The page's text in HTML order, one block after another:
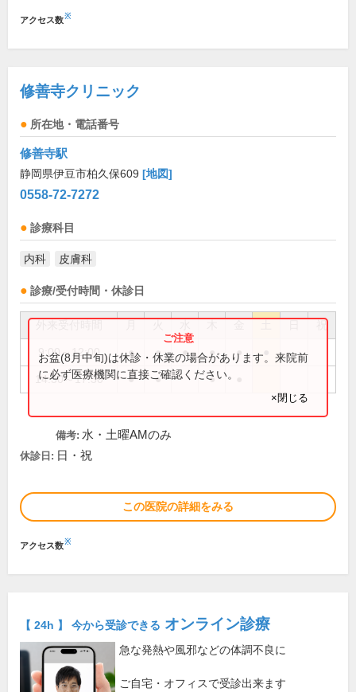
アクセス数※
修善寺クリニック
所在地・電話番号
修善寺駅
静岡県伊豆市柏久保609 [地図]
0558-72-7272
診療科目
内科 皮膚科
診療/受付時間・休診日
祝
9:00～12:00 ● ● ● ● ●
14:30～17:30 ● ● ●
お盆(8月中旬)は休診・休業の場合があります。来院前
に必ず医療機関に直接ご確認ください。
×閉じる
備考: 水・土曜AMのみ
休診日: 日・祝
この医院の詳細をみる
アクセス数※
【 24h 】 今から受診できる オンライン診療
急な発熱や風邪などの体調不良に
ご自宅・オフィスで受診出来ます